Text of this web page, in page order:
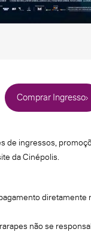
Comprar Ingresso
de ingressos,
da Cinépolis.
diretamente
não se